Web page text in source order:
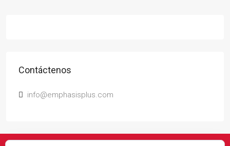
Contáctenos
info@emphasisplus.com